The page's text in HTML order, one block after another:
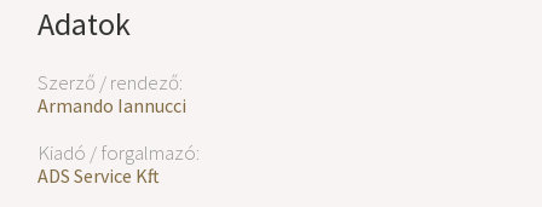
Adatok
Szerző / rendező:
Armando Iannucci
Kiadó / forgalmazó:
ADS Service Kft.